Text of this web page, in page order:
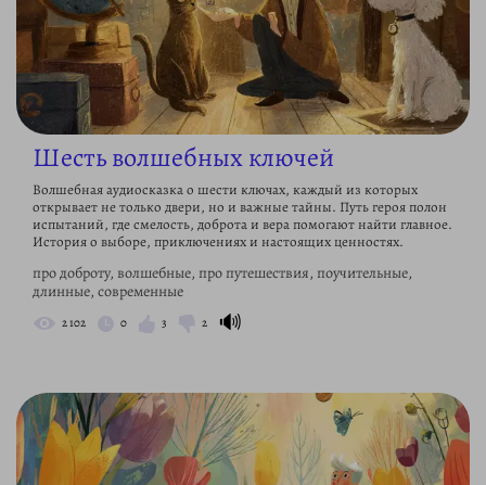
Шесть волшебных ключей
Волшебная аудиосказка о шести ключах, каждый из которых
открывает не только двери, но и важные тайны. Путь героя полон
испытаний, где смелость, доброта и вера помогают найти главное.
История о выборе, приключениях и настоящих ценностях.
про доброту, волшебные, про путешествия, поучительные,
длинные, современные
2 102 0 3 2 🔊